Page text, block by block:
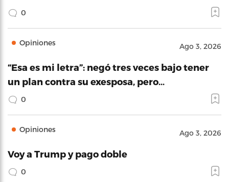
0
Opiniones Ago 3, 2026
“Esa es mi letra”: negó tres veces bajo tener
un plan contra su exesposa, pero…
0
Opiniones Ago 3, 2026
Voy a Trump y pago doble
0